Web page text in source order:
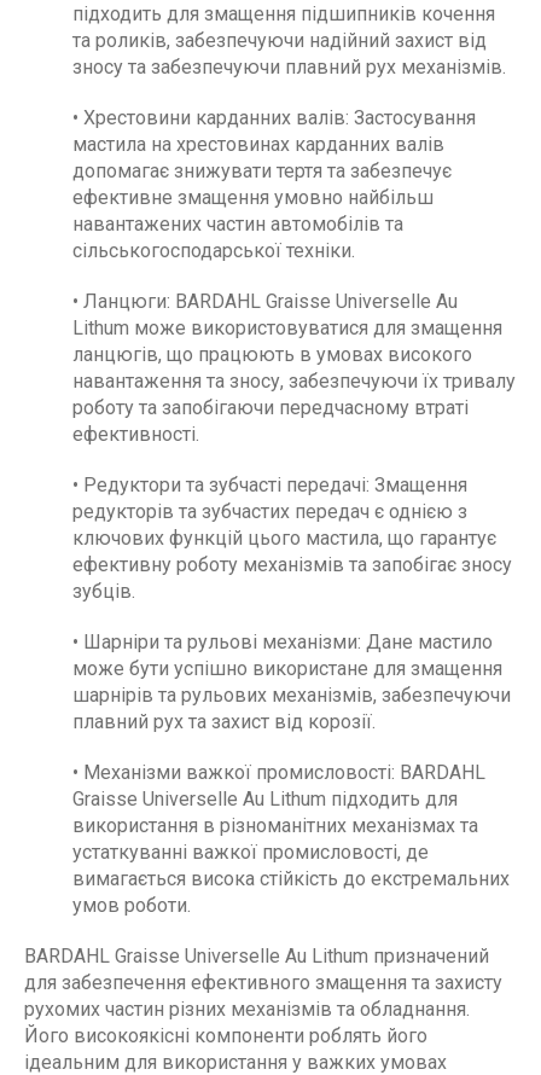
підходить для змащення підшипників кочення
та роликів, забезпечуючи надійний захист від
зносу та забезпечуючи плавний рух механізмів.
• Хрестовини карданних валів: Застосування
мастила на хрестовинах карданних валів
допомагає знижувати тертя та забезпечує
ефективне змащення умовно найбільш
навантажених частин автомобілів та
сільськогосподарської техніки.
• Ланцюги: BARDAHL Graisse Universelle Au
Lithum може використовуватися для змащення
ланцюгів, що працюють в умовах високого
навантаження та зносу, забезпечуючи їх тривалу
роботу та запобігаючи передчасному втраті
ефективності.
• Редуктори та зубчасті передачі: Змащення
редукторів та зубчастих передач є однією з
ключових функцій цього мастила, що гарантує
ефективну роботу механізмів та запобігає зносу
зубців.
• Шарніри та рульові механізми: Дане мастило
може бути успішно використане для змащення
шарнірів та рульових механізмів, забезпечуючи
плавний рух та захист від корозії.
• Механізми важкої промисловості: BARDAHL
Graisse Universelle Au Lithum підходить для
використання в різноманітних механізмах та
устаткуванні важкої промисловості, де
вимагається висока стійкість до екстремальних
умов роботи.
BARDAHL Graisse Universelle Au Lithum призначений
для забезпечення ефективного змащення та захисту
рухомих частин різних механізмів та обладнання.
Його високоякісні компоненти роблять його
ідеальним для використання у важких умовах